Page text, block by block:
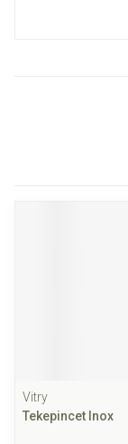
Vitry
Tekepincet Inox